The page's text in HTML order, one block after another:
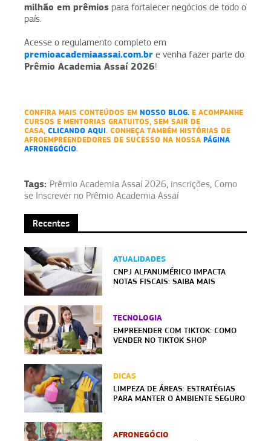
milhão em prêmios para fortalecer negócios de todo o
país.
Acesse o regulamento completo em
premioacademiaassai.com.br e venha fazer parte do
Prêmio Academia Assaí 2026!
CONFIRA MAIS CONTEÚDOS EM NOSSO BLOG. E ACOMPANHE
CURSOS E MENTORIAS GRATUITOS, SEM SAIR DE
CASA, CLICANDO AQUI. CONHEÇA TAMBÉM HISTÓRIAS DE
AFROEMPREENDEDORES DE SUCESSO NA NOSSA PÁGINA
AFRONEGÓCIO.
Tags: Prêmio Academia Assaí 2026, inscrições, Como
se Inscrever no Prêmio Academia Assaí
Recentes
ATUALIDADES
CNPJ ALFANUMÉRICO IMPACTA
NOTAS FISCAIS: SAIBA MAIS
TECNOLOGIA
EMPREENDER COM TIKTOK: COMO
VENDER NO TIKTOK SHOP
DICAS
LIMPEZA DE ÁREAS: ESTRATÉGIAS
PARA MANTER O AMBIENTE SEGURO
AFRONEGÓCIO